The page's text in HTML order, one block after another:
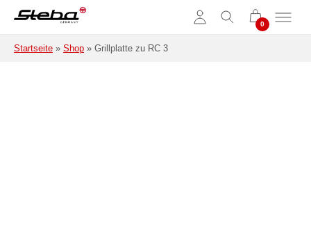
Zum Hauptinhalt springen
Startseite » Shop » Grillplatte zu RC 3